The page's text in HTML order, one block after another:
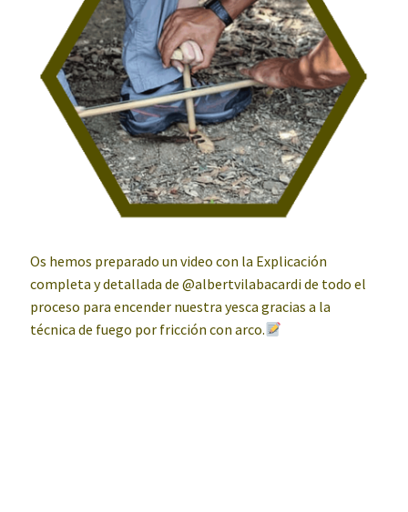
Os hemos preparado un video con la Explicación
completa y detallada de @albertvilabacardi de todo el
proceso para encender nuestra yesca gracias a la
técnica de fuego por fricción con arco.